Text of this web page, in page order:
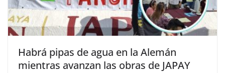
Habrá pipas de agua en la Alemán
mientras avanzan las obras de JAPAY